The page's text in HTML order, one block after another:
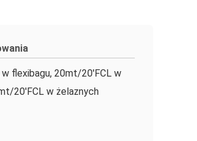
flexibagu, 20mt/20'FCL w
20'FCL w żelaznych